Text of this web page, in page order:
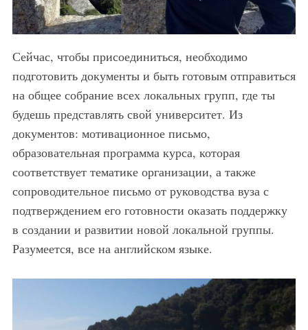
Сейчас, чтобы присоединиться, необходимо
подготовить документы и быть готовым отправиться
на общее собрание всех локальных групп, где ты
будешь представлять свой университет. Из
документов: мотивационное письмо,
образовательная программа курса, которая
соответствует тематике организации, а также
сопроводительное письмо от руководства вуза с
подтверждением его готовности оказать поддержку
в создании и развитии новой локальной группы.
Разумеется, все на английском языке.